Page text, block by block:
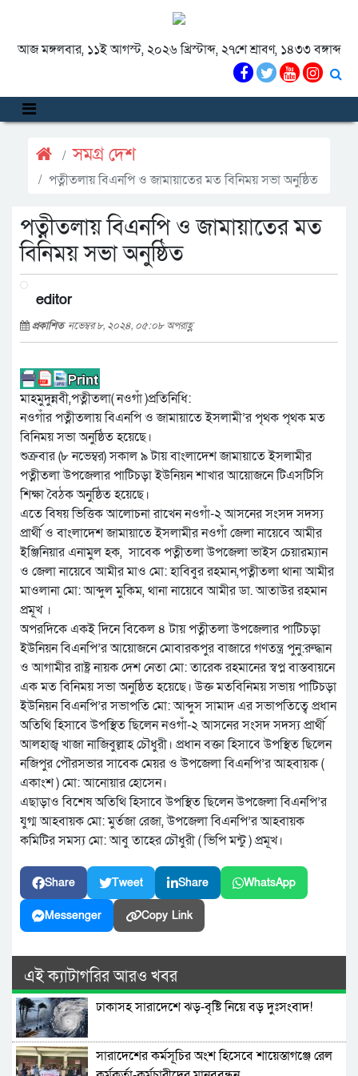
আজ মঙ্গলবার, ১১ই আগস্ট, ২০২৬ খ্রিস্টাব্দ, ২৭শে শ্রাবণ, ১৪৩৩ বঙ্গাব্দ
সমগ্র দেশ
পত্নীতলায় বিএনপি ও জামায়াতের মত বিনিময় সভা অনুষ্ঠিত
পত্নীতলায় বিএনপি ও জামায়াতের মত
বিনিময় সভা অনুষ্ঠিত
editor
প্রকাশিত নভেম্বর ৮, ২০২৪, ০৫:০৮ অপরাহ্ণ
মাহমুদুন্নবী,পত্নীতলা( নওগাঁ )প্রতিনিধি:
নওগাঁর পত্নীতলায় বিএনপি ও জামায়াতে ইসলামী’র পৃথক পৃথক মত
বিনিময় সভা অনুষ্ঠিত হয়েছে।
শুক্রবার (৮ নভেম্বর) সকাল ৯ টায় বাংলাদেশ জামায়াতে ইসলামীর
পত্নীতলা উপজেলার পাটিচড়া ইউনিয়ন শাখার আয়োজনে টিএসটিসি
শিক্ষা বৈঠক অনুষ্ঠিত হয়েছে।
এতে বিষয় ভিত্তিক আলোচনা রাখেন নওগাঁ-২ আসনের সংসদ সদস্য
প্রার্থী ও বাংলাদেশ জামায়াতে ইসলামীর নওগাঁ জেলা নায়েবে আমীর
ইঞ্জিনিয়ার এনামুল হক, সাবেক পত্নীতলা উপজেলা ভাইস চেয়ারম্যান
ও জেলা নায়েবে আমীর মাও মো: হাবিবুর রহমান,পত্নীতলা থানা আমীর
মাওলানা মো: আব্দুল মুকিম, থানা নায়েবে আমীর ডা. আতাউর রহমান
প্রমূখ ।
অপরদিকে একই দিনে বিকেল ৪ টায় পত্নীতলা উপজেলার পাটিচড়া
ইউনিয়ন বিএনপি’র আয়োজনে মোবারকপুর বাজারে গণতন্ত্র পুনু:রুদ্ধান
ও আগামীর রাষ্ট্র নায়ক দেশ নেতা মো: তারেক রহমানের স্বপ্ন বাস্তবায়নে
এক মত বিনিময় সভা অনুষ্ঠিত হয়েছে। উক্ত মতবিনিময় সভায় পাটিচড়া
ইউনিয়ন বিএনপি’র সভাপতি মো: আব্দুস সামাদ এর সভাপতিত্বে প্রধান
অতিথি হিসাবে উপস্থিত ছিলেন নওগাঁ-২ আসনের সংসদ সদস্য প্রার্থী
আলহাজ্ব খাজা নাজিবুল্লাহ চৌধুরী। প্রধান বক্তা হিসাবে উপস্থিত ছিলেন
নজিপুর পৌরসভার সাবেক মেয়র ও উপজেলা বিএনপি’র আহবায়ক (
একাংশ ) মো: আনোয়ার হোসেন।
এছাড়াও বিশেষ অতিথি হিসাবে উপস্থিত ছিলেন উপজেলা বিএনপি’র
যুগ্ম আহবায়ক মো: মুর্তজা রেজা, উপজেলা বিএনপি’র আহবায়ক
কমিটির সমস্য মো: আবু তাহের চৌধুরী ( ভিপি মন্টু ) প্রমূখ।
Share Tweet Share WhatsApp
Messenger Copy Link
এই ক্যাটাগরির আরও খবর
ঢাকাসহ সারাদেশে ঝড়-বৃষ্টি নিয়ে বড় দুঃসংবাদ!
সারাদেশের কর্মসূচির অংশ হিসেবে শায়েস্তাগঞ্জে রেল